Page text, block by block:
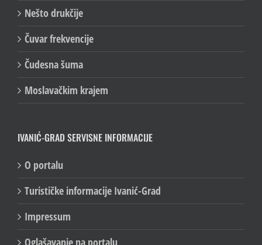
Nešto drukčije
Čuvar frekvencije
Čudesna šuma
Moslavačkim krajem
IVANIĆ-GRAD SERVISNE INFORMACIJE
O portalu
Turističke informacije Ivanić-Grad
Impressum